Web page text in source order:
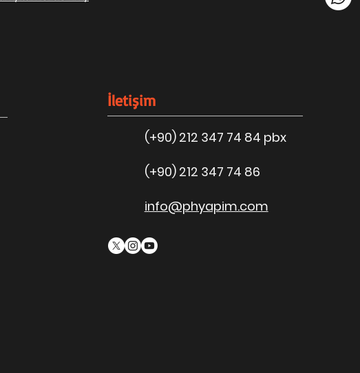
İletişim
(+90) 212 347 74 84 pbx
(+90) 212 347 74 86
info@phyapim.com